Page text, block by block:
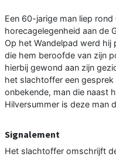
Een 60-jarige man liep
horecagelegenheid aan de
Op het Wandelpad werd hij
die hem beroofde van zijn
hierbij gewond aan zijn
het slachtoffer een
onbekende, man die naast
Hilversummer is deze man
Signalement
Het slachtoffer omschrijft